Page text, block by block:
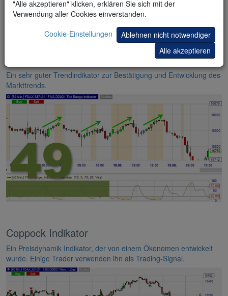
Ein sehr guter Trendindikator zur Bestätigung und Entwicklung des
Markttrends.
Coppock Indikator
Ein Preisdynamik Indikator, der von einem Ökonomen entwickelt
wurde. Einige Trader verwenden ihn als Trading-Signal.
"Alle akzeptieren" klicken, erklären Sie sich mit der
Verwendung aller Cookies einverstanden.
Cookie-Einstellungen
Ablehnen nicht notwendiger
Alle akzeptieren